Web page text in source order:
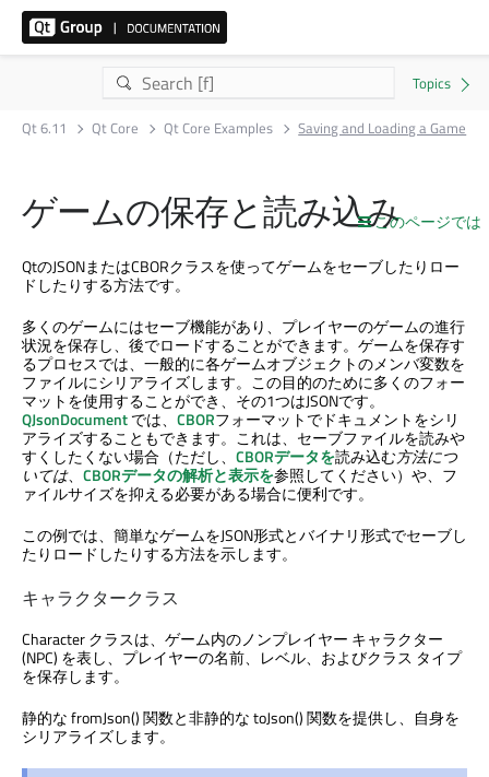
Qt 6.11 Qt Core Qt Core Examples Saving and Loading a Game
このページでは
ゲームの保存と読み込み
QtのJSONまたはCBORクラスを使ってゲームをセーブしたりロー
ドしたりする方法です。
多くのゲームにはセーブ機能があり、プレイヤーのゲームの進行
状況を保存し、後でロードすることができます。ゲームを保存す
るプロセスでは、一般的に各ゲームオブジェクトのメンバ変数を
ファイルにシリアライズします。この目的のために多くのフォー
マットを使用することができ、その1つはJSONです。
QJsonDocumentでは、 CBORフォーマットでドキュメントをシリ
アライズすることもできます。これは、セーブファイルを読みや
すくしたくない場合（ただし、 CBORデータを読み込む方法につ
いては、 CBORデータの解析と表示を参照してください）や、フ
ァイルサイズを抑える必要がある場合に便利です。
この例では、簡単なゲームをJSON形式とバイナリ形式でセーブし
たりロードしたりする方法を示します。
キャラクタークラス
Character クラスは、ゲーム内のノンプレイヤー キャラクター
(NPC) を表し、プレイヤーの名前、レベル、およびクラス タイプ
を保存します。
静的な fromJson() 関数と非静的な toJson() 関数を提供し、自身を
シリアライズします。